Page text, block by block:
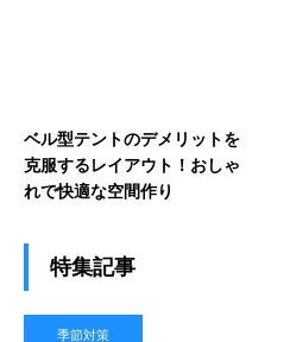
ベル型テントのデメリットを
克服するレイアウト！おしゃ
れで快適な空間作り
特集記事
季節対策